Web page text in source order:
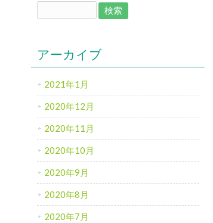
アーカイブ
2021年1月
2020年12月
2020年11月
2020年10月
2020年9月
2020年8月
2020年7月